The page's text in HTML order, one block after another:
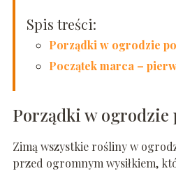
Spis treści:
Porządki w ogrodzie
Początek marca –
Porządki w ogrodzie
Zimą wszystkie rośliny w
przed ogromnym wysiłkiem,